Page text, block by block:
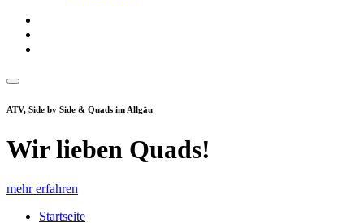
ATV, Side by Side & Quads im Allgäu
Wir lieben Quads!
mehr erfahren
Startseite